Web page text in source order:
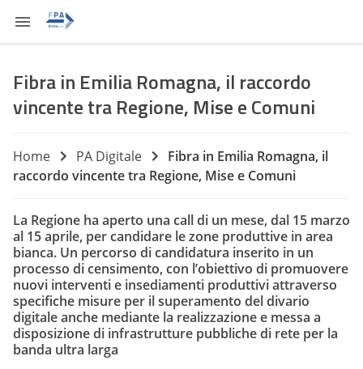
Fibra in Emilia Romagna, il raccordo
vincente tra Regione, Mise e Comuni
Home PA Digitale
Fibra in Emilia Romagna, il
raccordo vincente tra Regione, Mise e Comuni
La Regione ha aperto una call di un mese, dal 15 marzo
al 15 aprile, per candidare le zone produttive in area
bianca. Un percorso di candidatura inserito in un
processo di censimento, con l’obiettivo di promuovere
nuovi interventi e insediamenti produttivi attraverso
specifiche misure per il superamento del divario
digitale anche mediante la realizzazione e messa a
disposizione di infrastrutture pubbliche di rete per la
banda ultra larga